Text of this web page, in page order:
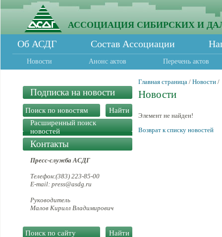
АССОЦИАЦИЯ СИБИРСКИХ И
Об АСДГ Состав Ассоциации
Новости Анонс актов Перечень актов
Подписка на новости
Расширенный поиск
новостей
Контакты
Пресс-служба АСДГ
Телефон:(383) 223-85-00
E-mail: press@asdg.ru
Руководитель
Малов Кирилл Владимирович
Главная страница / Новости /
Новости
Элемент не найден!
Возврат к списку новостей